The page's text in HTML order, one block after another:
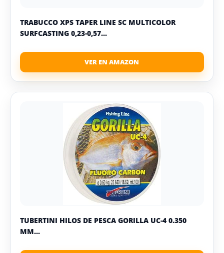
TRABUCCO XPS TAPER LINE SC MULTICOLOR
SURFCASTING 0,23-0,57...
TUBERTINI HILOS DE PESCA GORILLA UC-4 0.350
MM...